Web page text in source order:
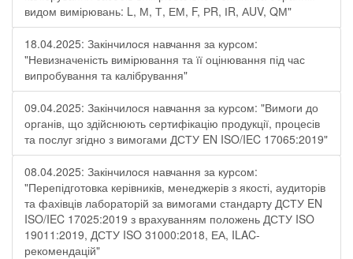
видом вимірювань: L, М, Т, ЕМ, F, РR, ІR, АUV, QМ"
18.04.2025: Закінчилося навчання за курсом:
"Невизначеність вимірювання та її оцінювання під час
випробування та калібрування"
09.04.2025: Закінчилося навчання за курсом: "Вимоги до
органів, що здійснюють сертифікацію продукції, процесів
та послуг згідно з вимогами ДСТУ EN ISO/IEC 17065:2019"
08.04.2025: Закінчилося навчання за курсом:
"Перепідготовка керівників, менеджерів з якості, аудиторів
та фахівців лабораторій за вимогами стандарту ДСТУ EN
ISO/IEC 17025:2019 з врахуванням положень ДСТУ ISO
19011:2019, ДСТУ ISO 31000:2018, ЕА, ILAC-
рекомендацій"